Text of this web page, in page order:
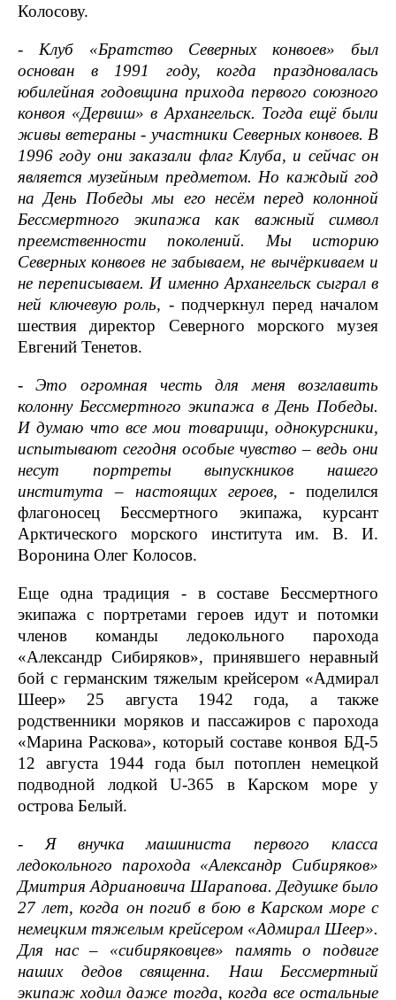
Колосову.
- Клуб «Братство Северных конвоев» был
основан в 1991 году, когда праздновалась
юбилейная годовщина прихода первого союзного
конвоя «Дервиш» в Архангельск. Тогда ещё были
живы ветераны - участники Северных конвоев. В
1996 году они заказали флаг Клуба, и сейчас он
является музейным предметом. Но каждый год
на День Победы мы его несём перед колонной
Бессмертного экипажа как важный символ
преемственности поколений. Мы историю
Северных конвоев не забываем, не вычёркиваем и
не переписываем. И именно Архангельск сыграл в
ней ключевую роль, - подчеркнул перед началом
шествия директор Северного морского музея
Евгений Тенетов.
- Это огромная честь для меня возглавить
колонну Бессмертного экипажа в День Победы.
И думаю что все мои товарищи, однокурсники,
испытывают сегодня особые чувство – ведь они
несут портреты выпускников нашего
института – настоящих героев, - поделился
флагоносец Бессмертного экипажа, курсант
Арктического морского института им. В. И.
Воронина Олег Колосов.
Еще одна традиция - в составе Бессмертного
экипажа с портретами героев идут и потомки
членов команды ледокольного парохода
«Александр Сибиряков», принявшего неравный
бой с германским тяжелым крейсером «Адмирал
Шеер» 25 августа 1942 года, а также
родственники моряков и пассажиров с парохода
«Марина Раскова», который составе конвоя БД-5
12 августа 1944 года был потоплен немецкой
подводной лодкой U-365 в Карском море у
острова Белый.
- Я внучка машиниста первого класса
ледокольного парохода «Александр Сибиряков»
Дмитрия Адриановича Шарапова. Дедушке было
27 лет, когда он погиб в бою в Карском море с
немецким тяжелым крейсером «Адмирал Шеер».
Для нас – «сибиряковцев» память о подвиге
наших дедов священна. Наш Бессмертный
экипаж ходил даже тогда, когда все остальные